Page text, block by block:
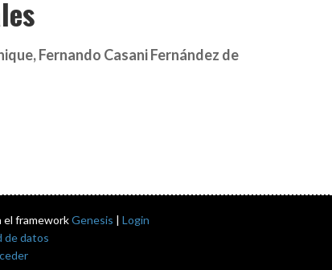
Fernando Casani Fernández de
el frameworkGenesis | Login
de datos